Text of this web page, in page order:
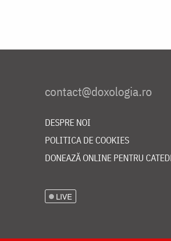
DESPRE NOI
POLITICA DE COOKIES
DONEAZĂ ONLINE PENTRU
LIVE